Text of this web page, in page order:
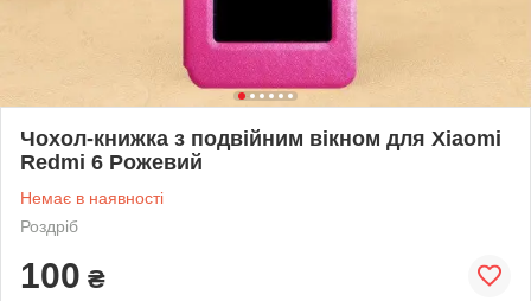
Чохол-книжка з подвійним вікном для Xiaomi
Redmi 6 Рожевий
Немає в наявності
Роздріб
100 ₴